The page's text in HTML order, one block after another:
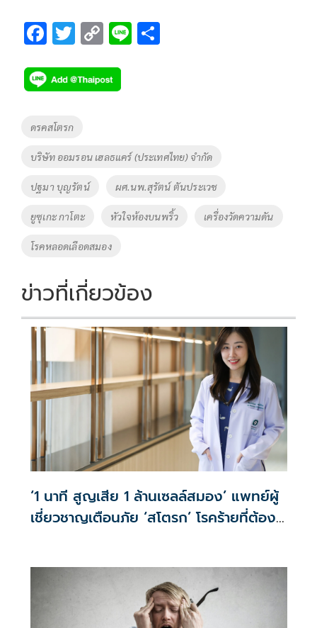
F
e
b
o
o
k
T
tt
er
C
p
y
k
Li
Tags
ดรคสโตรก
บริษัท ออมรอน เฮลธแคร์ (ประเทศไทย) จำกัด
ปฐมา บุญรัตน์ ผศ.นพ.สุรัตน์ ตันประเวช
ยูซุเกะ กาโตะ หัวใจห้องบนพริ้ว เครื่องวัดความดัน
โรคหลอดเลือดสมอง
ข่าวที่เกี่ยวข้อง
‘1 นาที สูญเสีย 1 ล้านเซลล์สมอง’ แพทย์ผู้
เชี่ยวชาญเตือนภัย ‘สโตรก’ โรคร้ายที่ต้อง